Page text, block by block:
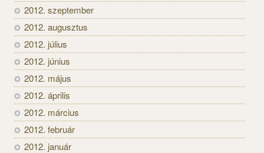
2012. szeptember
2012. augusztus
2012. július
2012. június
2012. május
2012. április
2012. március
2012. február
2012. január